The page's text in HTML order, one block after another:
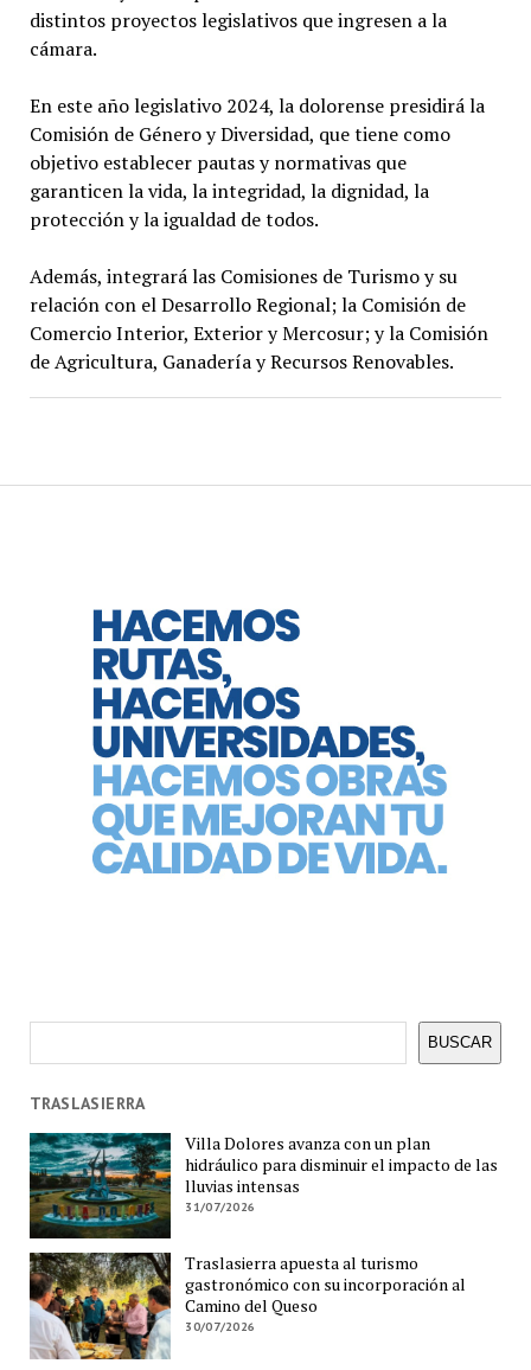
BUSCAR
TRASLASIERRA
Villa Dolores avanza con un plan
hidráulico para disminuir el impacto de las
lluvias intensas
31/07/2026
Traslasierra apuesta al turismo
gastronómico con su incorporación al
Camino del Queso
30/07/2026
distintos proyectos legislativos que ingresen a la
cámara.
En este año legislativo 2024, la dolorense presidirá la
Comisión de Género y Diversidad, que tiene como
objetivo establecer pautas y normativas que
garanticen la vida, la integridad, la dignidad, la
protección y la igualdad de todos.
Además, integrará las Comisiones de Turismo y su
relación con el Desarrollo Regional; la Comisión de
Comercio Interior, Exterior y Mercosur; y la Comisión
de Agricultura, Ganadería y Recursos Renovables.